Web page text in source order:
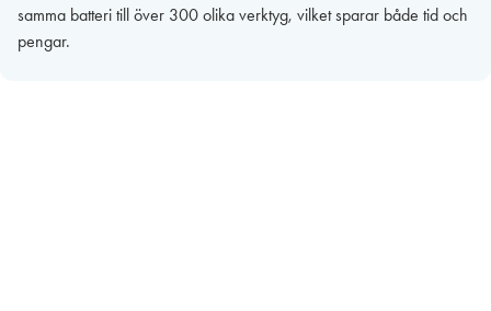
samma batteri till över 300 olika verktyg, vilket sparar både tid och
pengar.